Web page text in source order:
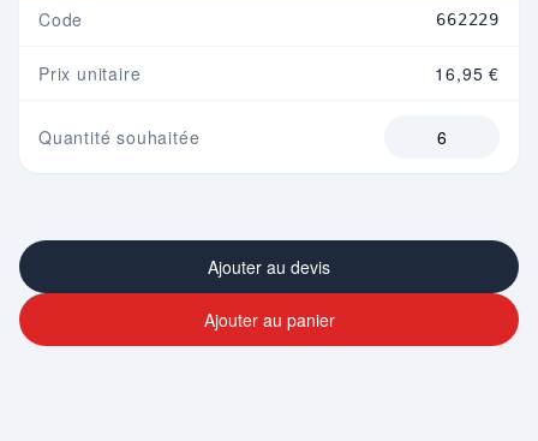
Code 662229
Prix unitaire 16,95 €
Quantité souhaitée
Ajouter au devis
Ajouter au panier